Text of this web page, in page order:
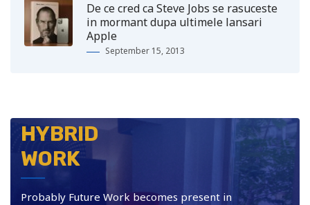
De ce cred ca Steve Jobs se rasuceste
in mormant dupa ultimele lansari
Apple
September 15, 2013
HYBRID
WORK
Probably Future Work becomes present in